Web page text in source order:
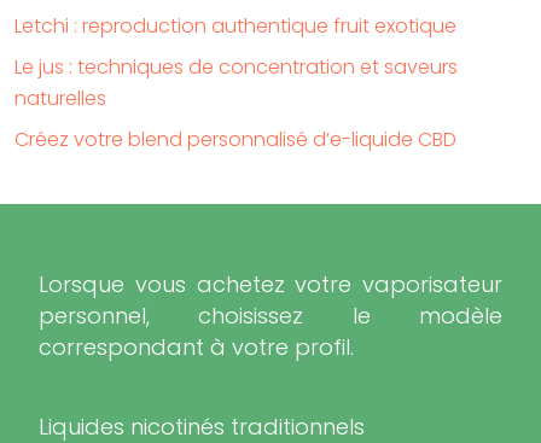
Letchi : reproduction authentique fruit exotique
Le jus : techniques de concentration et saveurs
naturelles
Créez votre blend personnalisé d’e-liquide CBD
Lorsque vous achetez votre vaporisateur
personnel, choisissez le modèle
correspondant à votre profil.
Liquides nicotinés traditionnels